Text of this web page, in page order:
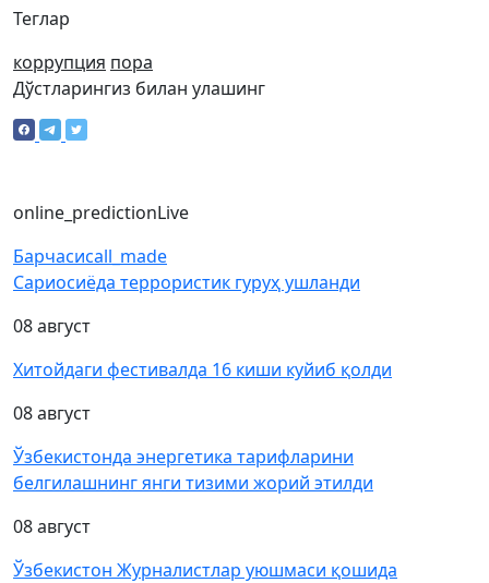
Теглар
коррупция пора
Дўстларингиз билан улашинг
online_predictionLive
Барчасиcall_made
Сариосиёда террористик гуруҳ ушланди
08 август
Хитойдаги фестивалда 16 киши куйиб қолди
08 август
Ўзбекистонда энергетика тарифларини
белгилашнинг янги тизими жорий этилди
08 август
Ўзбекистон Журналистлар уюшмаси қошида